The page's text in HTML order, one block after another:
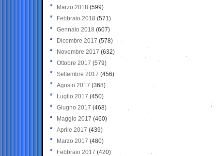
Marzo 2018 (599)
Febbraio 2018 (571)
Gennaio 2018 (607)
Dicembre 2017 (578)
Novembre 2017 (632)
Ottobre 2017 (579)
Settembre 2017 (456)
Agosto 2017 (368)
Luglio 2017 (450)
Giugno 2017 (468)
Maggio 2017 (460)
Aprile 2017 (439)
Marzo 2017 (480)
Febbraio 2017 (420)